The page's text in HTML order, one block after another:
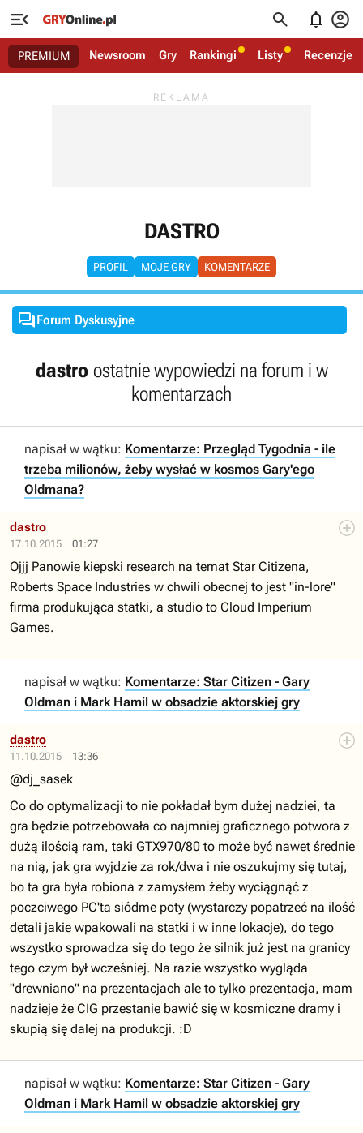
   
PREMIUM Newsroom Gry Rankingi Listy Recenzje
DASTRO
PROFIL MOJE GRY KOMENTARZE
Forum Dyskusyjne
dastro ostatnie wypowiedzi na forum i w
komentarzach
napisał w wątku: Komentarze: Przegląd Tygodnia - ile
trzeba milionów, żeby wysłać w kosmos Gary'ego
Oldmana?
17.10.2015 01:27
dastro
Ojjj Panowie kiepski research na temat Star Citizena,
Roberts Space Industries w chwili obecnej to jest "in-lore"
firma produkująca statki, a studio to Cloud Imperium
Games.
napisał w wątku: Komentarze: Star Citizen - Gary
Oldman i Mark Hamil w obsadzie aktorskiej gry
11.10.2015 13:36
dastro
@dj_sasek
Co do optymalizacji to nie pokładał bym dużej nadziei, ta
gra będzie potrzebowała co najmniej graficznego potwora z
dużą ilością ram, taki GTX970/80 to może być nawet średnie
na nią, jak gra wyjdzie za rok/dwa i nie oszukujmy się tutaj,
bo ta gra była robiona z zamysłem żeby wyciągnąć z
poczciwego PC'ta siódme poty (wystarczy popatrzeć na ilość
detali jakie wpakowali na statki i w inne lokacje), do tego
wszystko sprowadza się do tego że silnik już jest na granicy
tego czym był wcześniej. Na razie wszystko wygląda
"drewniano" na prezentacjach ale to tylko prezentacja, mam
nadzieje że CIG przestanie bawić się w kosmiczne dramy i
skupią się dalej na produkcji. :D
napisał w wątku: Komentarze: Star Citizen - Gary
Oldman i Mark Hamil w obsadzie aktorskiej gry